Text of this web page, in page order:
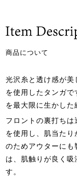
商品について
光沢糸と透け感が
を使用したタンガ
を最大限に生かした
フロントの裏打ち
を使用し、肌当た
のためアウターにも
は、肌触りが良く
す。